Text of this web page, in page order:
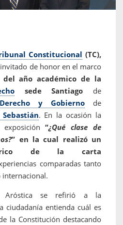
Constitucional (TC),
de honor en el marco
del año académico de la
sede Santiago de
y Gobierno
de
. En la ocasión la
“¿Qué clase de
” en la cual realizó un
de la carta
comparadas tanto
Aróstica se refirió a la
ciudadanía entienda cuál es
la Constitución destacando